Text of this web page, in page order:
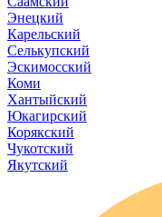
Энецкий
Карельский
Селькупский
Эскимосский
Коми
Хантыйский
Юкагирский
Корякский
Чукотский
Якутский